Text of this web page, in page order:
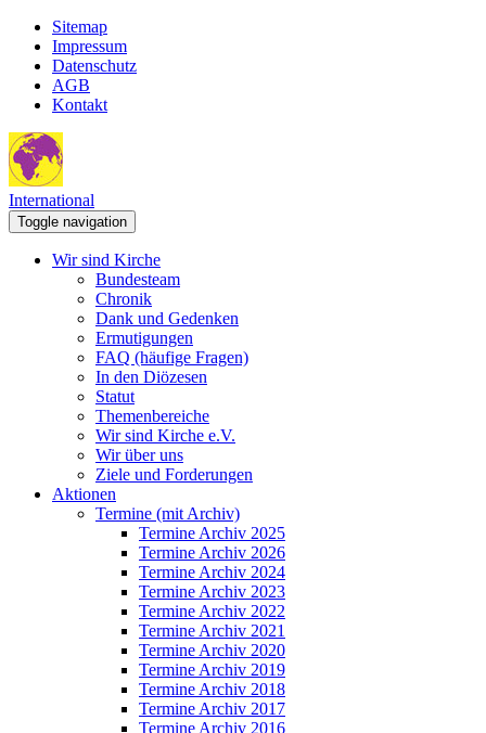
Sitemap
Impressum
Datenschutz
AGB
Kontakt
International
Toggle navigation
Wir sind Kirche
Bundesteam
Chronik
Dank und Gedenken
Ermutigungen
FAQ (häufige Fragen)
In den Diözesen
Statut
Themenbereiche
Wir sind Kirche e.V.
Wir über uns
Ziele und Forderungen
Aktionen
Termine (mit Archiv)
Termine Archiv 2025
Termine Archiv 2026
Termine Archiv 2024
Termine Archiv 2023
Termine Archiv 2022
Termine Archiv 2021
Termine Archiv 2020
Termine Archiv 2019
Termine Archiv 2018
Termine Archiv 2017
Termine Archiv 2016